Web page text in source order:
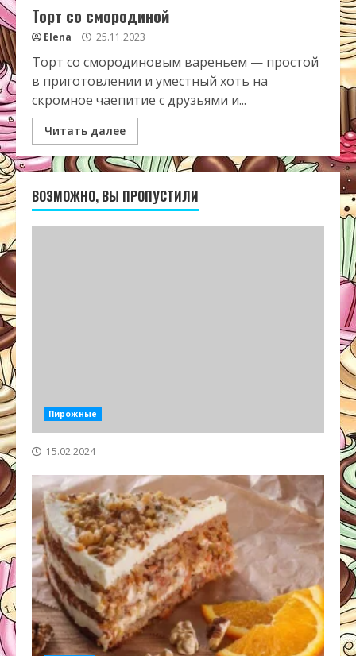
Торт со смородиной
Elena 25.11.2023
Торт со смородиновым вареньем — простой
в приготовлении и уместный хоть на
скромное чаепитие с друзьями и...
Читать далее
ВОЗМОЖНО, ВЫ ПРОПУСТИЛИ
Пирожные
15.02.2024